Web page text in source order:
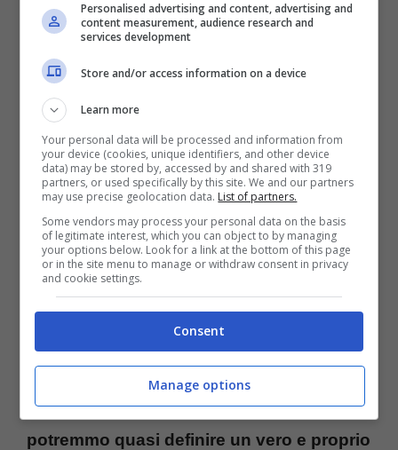
sentirvi, almeno per un giorno, anche voi una
principessa pronta a vivere la sua favola
perfetta. Ma di cosa stiamo parlando?
Si tratta diFussen, ovvero una località che
potremmo quasi definire un vero e proprio
Personalised advertising and content, advertising and
content measurement, audience research and
services development
Store and/or access information on a device
Learn more
Your personal data will be processed and information from
your device (cookies, unique identifiers, and other device
data) may be stored by, accessed by and shared with 319
partners, or used specifically by this site. We and our partners
may use precise geolocation data. List of partners.
Some vendors may process your personal data on the basis
of legitimate interest, which you can object to by managing
your options below. Look for a link at the bottom of this page
or in the site menu to manage or withdraw consent in privacy
and cookie settings.
Consent
Manage options